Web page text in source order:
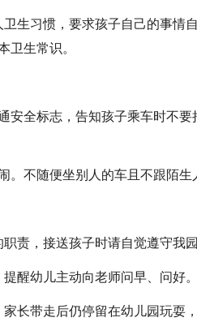
生习惯，要求孩子自己的事情
卫生常识。
全标志，告知孩子乘车时不要
不随便坐别人的车且不跟陌生
责，接送孩子时请自觉遵守我
醒幼儿主动向老师问早、问好。
长带走后仍停留在幼儿园玩耍